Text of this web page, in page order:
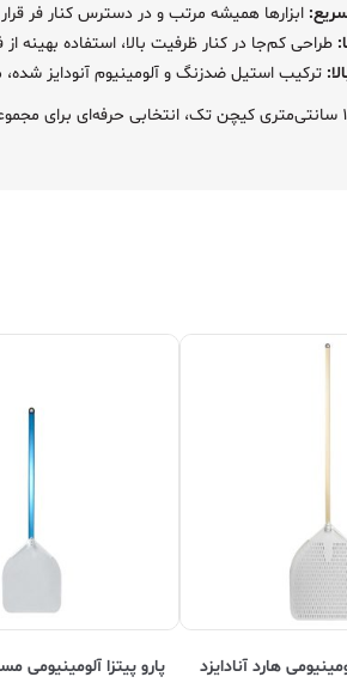
ابزارها همیشه مرتب و در دسترس کنار فر قرار
طراحی کم‌جا در کنار ظرفیت بالا، استفاده بهینه
ترکیب استیل ضدزنگ و آلومینیوم آنودایز
هارد آنادایزد